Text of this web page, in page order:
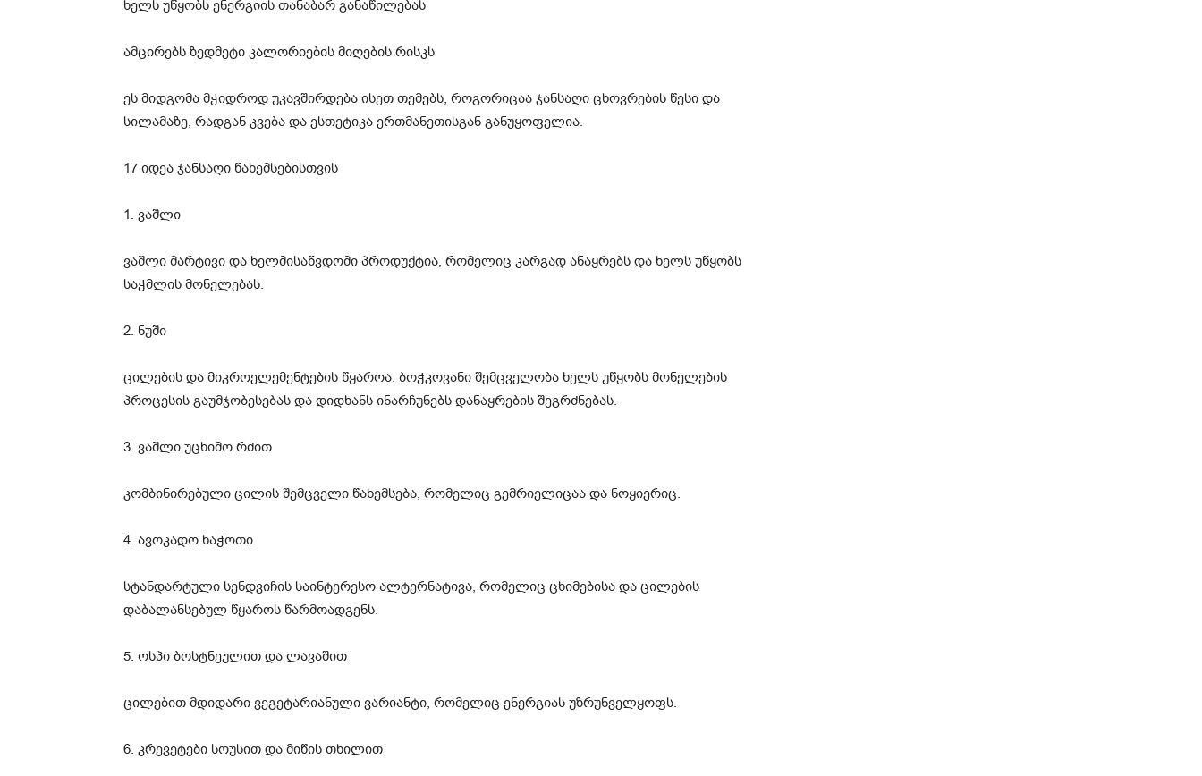
ხელს უწყობს ენერგიის თანაბარ განაწილებას
ამცირებს ზედმეტი კალორიების მიღების რისკს
ეს მიდგომა მჭიდროდ უკავშირდება ისეთ თემებს, როგორიცაა ჯანსაღი ცხოვრების წესი და
სილამაზე, რადგან კვება და ესთეტიკა ერთმანეთისგან განუყოფელია.
17 იდეა ჯანსაღი წახემსებისთვის
1. ვაშლი
ვაშლი მარტივი და ხელმისაწვდომი პროდუქტია, რომელიც კარგად ანაყრებს და ხელს უწყობს
საჭმლის მონელებას.
2. ნუში
ცილების და მიკროელემენტების წყაროა. ბოჭკოვანი შემცველობა ხელს უწყობს მონელების
პროცესის გაუმჯობესებას და დიდხანს ინარჩუნებს დანაყრების შეგრძნებას.
3. ვაშლი უცხიმო რძით
კომბინირებული ცილის შემცველი წახემსება, რომელიც გემრიელიცაა და ნოყიერიც.
4. ავოკადო ხაჭოთი
სტანდარტული სენდვიჩის საინტერესო ალტერნატივა, რომელიც ცხიმებისა და ცილების
დაბალანსებულ წყაროს წარმოადგენს.
5. ოსპი ბოსტნეულით და ლავაშით
ცილებით მდიდარი ვეგეტარიანული ვარიანტი, რომელიც ენერგიას უზრუნველყოფს.
6. კრევეტები სოუსით და მიწის თხილით